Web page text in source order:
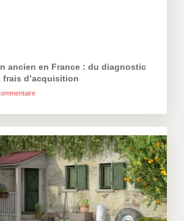
ancien en France : du diagnostic
d’acquisition